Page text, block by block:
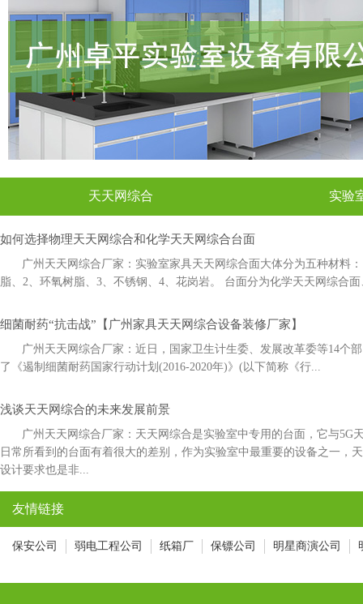
天天网综合 实验
如何选择物理天天网综合和化学天天网综合台面
广州天天网综合厂家：实验室家具天天网综合面大体分为五种材料：
脂、2、环氧树脂、3、不锈钢、4、花岗岩。 台面分为化学天天网综合面
细菌耐药“抗击战”【广州家具天天网综合设备装修厂家】
广州天天网综合厂家：近日，国家卫生计生委、发展改革委等14
了《遏制细菌耐药国家行动计划(2016-2020年)》(以下简称《行...
浅谈天天网综合的未来发展前景
广州天天网综合厂家：天天网综合是实验室中专用的台面，它与5G
日常所看到的台面有着很大的差别，作为实验室中最重要的设备之一，
设计要求也是非...
友情链接
保安公司 弱电工程公司 纸箱厂 保镖公司 明星商演公司